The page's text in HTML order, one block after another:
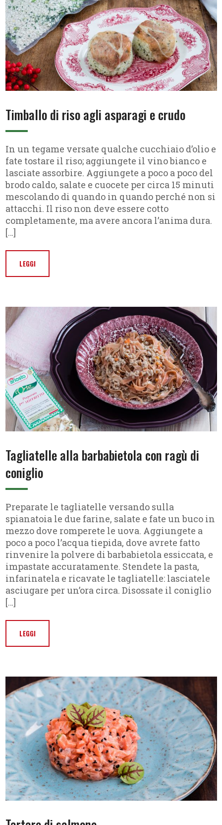
Timballo di riso agli asparagi e crudo
In un tegame versate qualche cucchiaio d’olio e
fate tostare il riso; aggiungete il vino bianco e
lasciate assorbire. Aggiungete a poco a poco del
brodo caldo, salate e cuocete per circa 15 minuti
mescolando di quando in quando perché non si
attacchi. Il riso non deve essere cotto
completamente, ma avere ancora l’anima dura.
[…]
LEGGI
Tagliatelle alla barbabietola con ragù di
coniglio
Preparate le tagliatelle versando sulla
spianatoia le due farine, salate e fate un buco in
mezzo dove romperete le uova. Aggiungete a
poco a poco l’acqua tiepida, dove avrete fatto
rinvenire la polvere di barbabietola essiccata, e
impastate accuratamente. Stendete la pasta,
infarinatela e ricavate le tagliatelle: lasciatele
asciugare per un’ora circa. Disossate il coniglio
[…]
LEGGI